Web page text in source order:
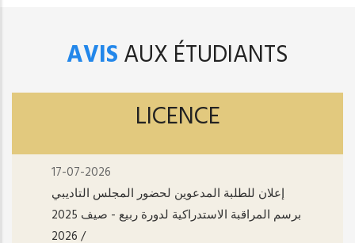
AVISAUX ÉTUDIANTS
LICENCE
17-07-2026
إعلان للطلبة المدعوين لحضور المجلس التاديبي
برسم المراقبة الاستدراكية لدورة ربيع - صيف 2025
/ 2026